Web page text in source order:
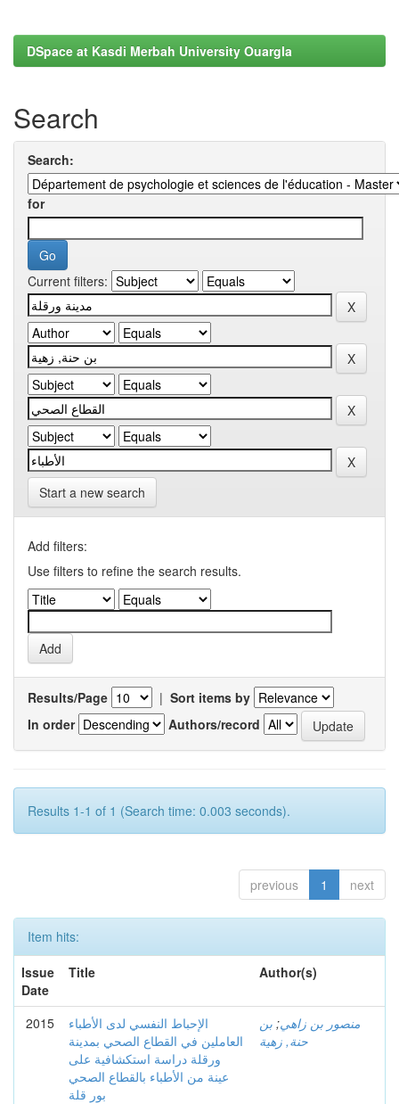
DSpace at Kasdi Merbah University Ouargla
Search
Search:
for
Current filters:
Start a new search
Add filters:
Use filters to refine the search results.
Results/Page | Sort items by
In order
Authors/record
Results 1-1 of 1 (Search time: 0.003 seconds).
previous 1 next
Item hits:
Issue
Date
Title Author(s)
2015
الإحباط النفسي لدى الأطباء
العاملين في القطاع الصحي بمدينة
ورقلة دراسة استكشافية على
عينة من الأطباء بالقطاع الصحي
بور قلة
منصور بن زاهي; بن
حنة, زهية